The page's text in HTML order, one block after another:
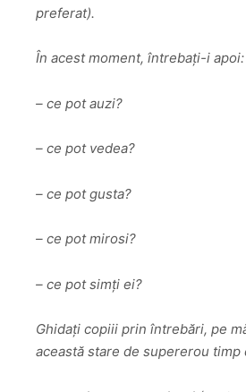
preferat).
În acest moment, întrebați-i apoi:
– ce pot auzi?
– ce pot vedea?
– ce pot gusta?
– ce pot mirosi?
– ce pot simți ei?
Ghidați copiii prin întrebări, pe
această stare de supererou